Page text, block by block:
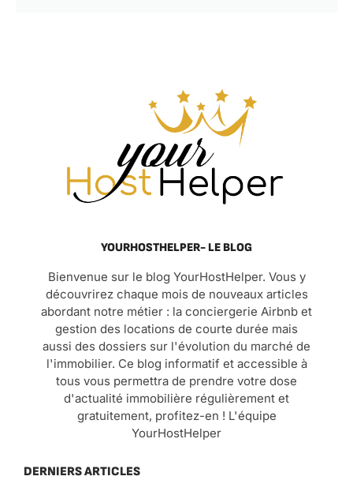
YOURHOSTHELPER- LE BLOG
Bienvenue sur le blog YourHostHelper. Vous y
découvrirez chaque mois de nouveaux articles
abordant notre métier : la conciergerie Airbnb et
gestion des locations de courte durée mais
aussi des dossiers sur l'évolution du marché de
l'immobilier. Ce blog informatif et accessible à
tous vous permettra de prendre votre dose
d'actualité immobilière régulièrement et
gratuitement, profitez-en ! L'équipe
YourHostHelper
DERNIERS ARTICLES